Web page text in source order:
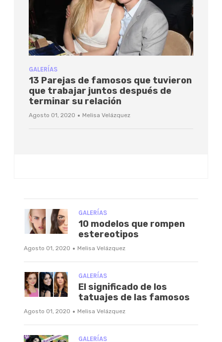
GALERÍAS
13 Parejas de famosos que tuvieron
que trabajar juntos después de
terminar su relación
Agosto 01, 2020 · Melisa Velázquez
GALERÍAS
10 modelos que rompen
estereotipos
Agosto 01, 2020 · Melisa Velázquez
GALERÍAS
El significado de los
tatuajes de las famosos
Agosto 01, 2020 · Melisa Velázquez
GALERÍAS